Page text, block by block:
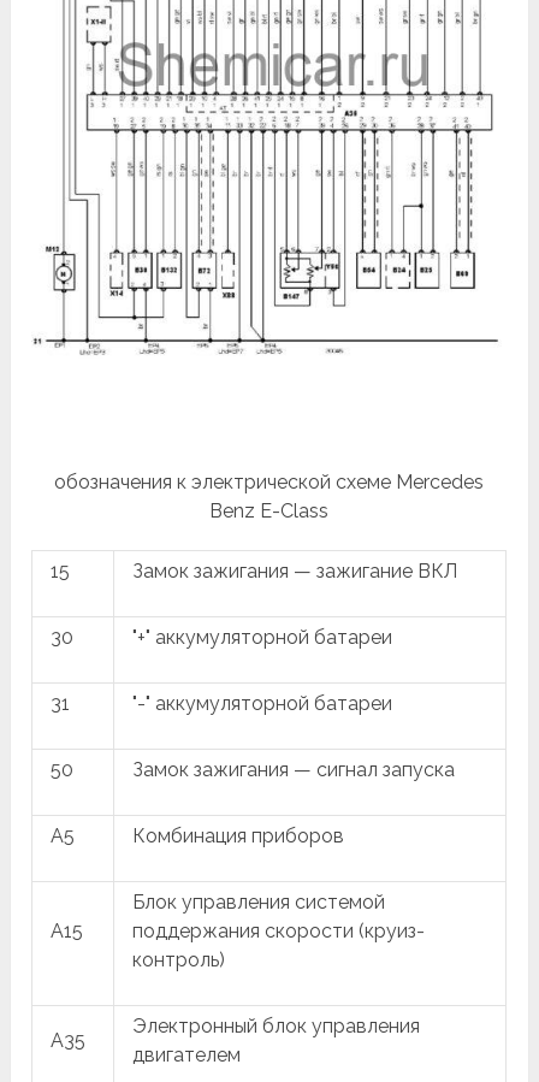
обозначения к электрической схеме Mercedes
Benz Е-Class
15 Замок зажигания — зажигание ВКЛ
30 "+" аккумуляторной батареи
31 "-" аккумуляторной батареи
50 Замок зажигания — сигнал запуска
A5 Комбинация приборов
A15
Блок управления системой
поддержания скорости (круиз-
контроль)
A35
Электронный блок управления
двигателем